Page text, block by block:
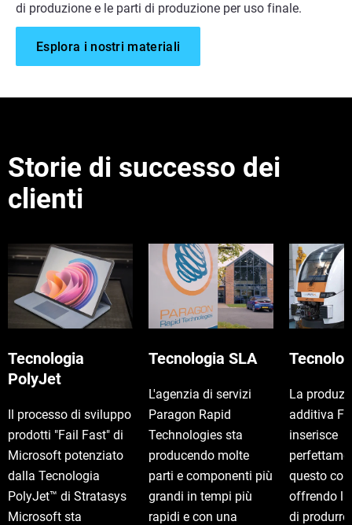
di produzione e le parti di produzione per uso finale.
Esplora i nostri materiali
Storie di successo dei
clienti
Tecnologia
PolyJet
Il processo di sviluppo
prodotti "Fail Fast" di
Microsoft potenziato
dalla Tecnologia
PolyJet™ di Stratasys
Microsoft sta
Tecnologia SLA
L'agenzia di servizi
Paragon Rapid
Technologies sta
producendo molte
parti e componenti più
grandi in tempi più
rapidi e con una
La
additiva
inserisce
questo
offrendo
di